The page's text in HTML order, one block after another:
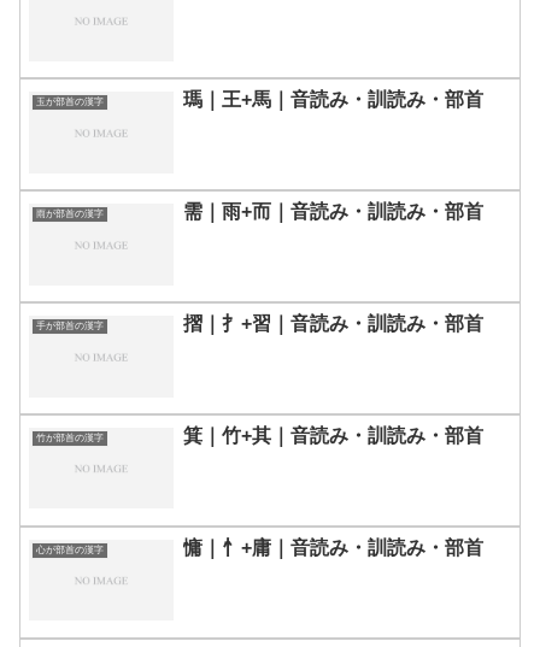
玉が部首の漢字 瑪｜王+馬｜音読み・訓読み・部首
雨が部首の漢字 需｜雨+而｜音読み・訓読み・部首
手が部首の漢字 摺｜扌+習｜音読み・訓読み・部首
竹が部首の漢字 箕｜竹+其｜音読み・訓読み・部首
心が部首の漢字 慵｜忄+庸｜音読み・訓読み・部首